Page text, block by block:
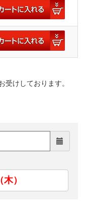
けしております。
）